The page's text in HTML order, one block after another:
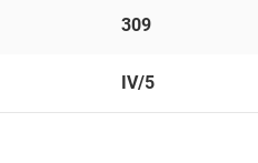
309
IV/5